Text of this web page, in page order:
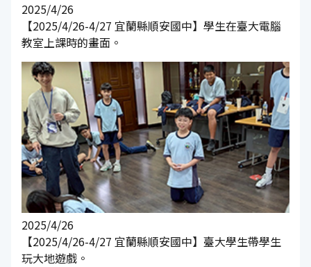
2025/4/26
【2025/4/26-4/27 宜蘭縣順安國中】學生在臺大電腦
教室上課時的畫面。
2025/4/26
【2025/4/26-4/27 宜蘭縣順安國中】臺大學生帶學生
玩大地遊戲。